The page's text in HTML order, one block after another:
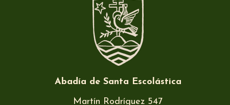
Abadía de Santa Escolástica
Martín Rodríguez 547